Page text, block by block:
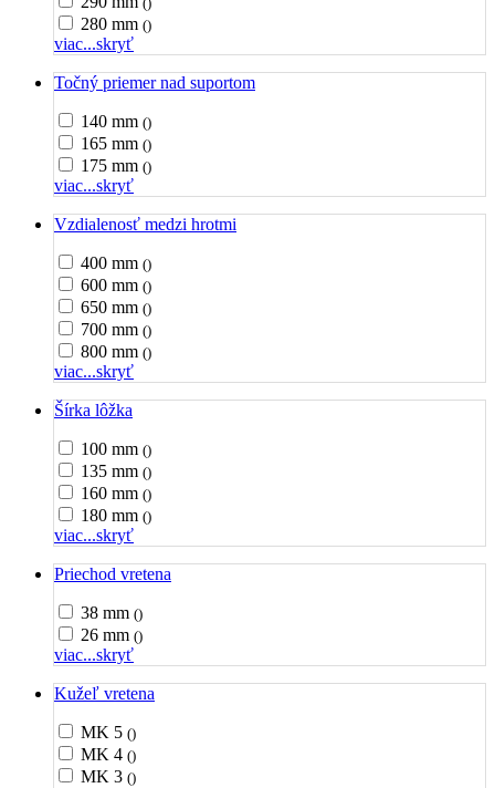
280 mm ()
viac...skryť
Točný priemer nad suportom
140 mm ()
165 mm ()
175 mm ()
viac...skryť
Vzdialenosť medzi hrotmi
400 mm ()
600 mm ()
650 mm ()
700 mm ()
800 mm ()
viac...skryť
Šírka lôžka
100 mm ()
135 mm ()
160 mm ()
180 mm ()
viac...skryť
Priechod vretena
38 mm ()
26 mm ()
viac...skryť
Kužeľ vretena
MK 5 ()
MK 4 ()
MK 3 ()